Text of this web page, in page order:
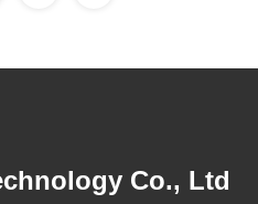
Co., Ltd